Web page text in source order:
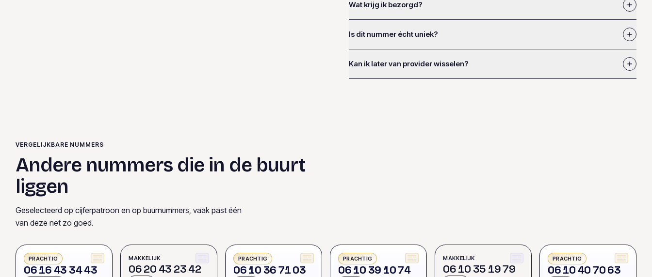
Wat krijg ik bezorgd?
Is dit nummer écht uniek?
Kan ik later van provider wisselen?
VERGELIJKBARE NUMMERS
Andere nummers die in de buurt
liggen
Geselecteerd op cijferpatroon en op buurnummers, vaak past één
van deze net zo goed.
PRACHTIG
0616 43 3443
MAKKELIJK
0620 43 2342
PRACHTIG
0610 367103
PRACHTIG
0610 39 1074
MAKKELIJK
0610 35 1979
PRACHTIG
0610 407063